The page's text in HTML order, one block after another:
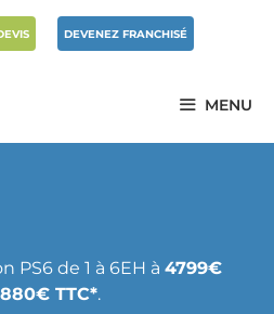
DEVENEZ FRANCHISÉ
MENU
PS6 de 1 à 6EH à 4799€
TTC*.